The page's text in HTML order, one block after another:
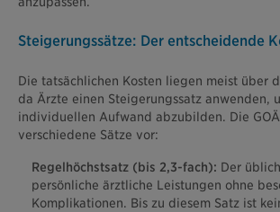
Steigerungssätze: Der entscheidende
Die tatsächlichen Kosten liegen meist über
da Ärzte einen Steigerungssatz anwenden,
individuellen Aufwand abzubilden. Die
verschiedene Sätze vor:
Regelhöchstsatz (bis 2,3-fach): Der
persönliche ärztliche Leistungen ohne
Komplikationen. Bis zu diesem Satz ist